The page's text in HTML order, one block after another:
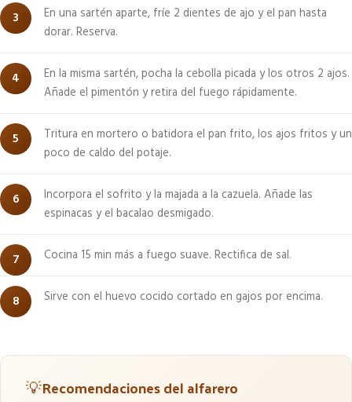
En una sartén aparte, fríe 2 dientes de ajo y el pan hasta
dorar. Reserva.
En la misma sartén, pocha la cebolla picada y los otros 2 ajos.
Añade el pimentón y retira del fuego rápidamente.
Tritura en mortero o batidora el pan frito, los ajos fritos y un
poco de caldo del potaje.
Incorpora el sofrito y la majada a la cazuela. Añade las
espinacas y el bacalao desmigado.
Cocina 15 min más a fuego suave. Rectifica de sal.
Sirve con el huevo cocido cortado en gajos por encima.
💡Recomendaciones del alfarero